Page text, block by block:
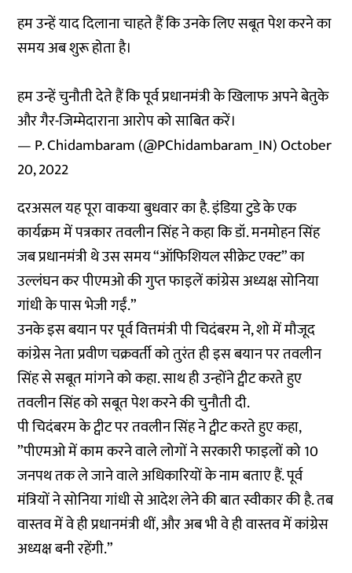
हम उन्हें याद दिलाना चाहते हैं कि उनके लिए सबूत पेश करने का
समय अब ​​शुरू होता है।
हम उन्हें चुनौती देते हैं कि पूर्व प्रधानमंत्री के खिलाफ अपने बेतुके
और गैर-जिम्मेदाराना आरोप को साबित करें।
— P. Chidambaram (@PChidambaram_IN)October
20, 2022
दरअसल यह पूरा वाकया बुधवार का है. इंडिया टुडे के एक
कार्यक्रम में पत्रकार तवलीन सिंह ने कहा कि डॉ. मनमोहन सिंह
जब प्रधानमंत्री थे उस समय “ऑफिशियल सीक्रेट एक्ट” का
उल्लंघन कर पीएमओ की गुप्त फाइलें कांग्रेस अध्यक्ष सोनिया
गांधी के पास भेजी गईं.”
उनके इस बयान पर पूर्व वित्तमंत्री पी चिदंबरम ने, शो में मौजूद
कांग्रेस नेता प्रवीण चक्रवर्ती को तुरंत ही इस बयान पर तवलीन
सिंह से सबूत मांगने को कहा. साथ ही उन्होंने ट्वीट करते हुए
तवलीन सिंह को सबूत पेश करने की चुनौती दी.
पी चिदंबरम के ट्वीट पर तवलीन सिंह ने ट्वीट करते हुए कहा,
”पीएमओ में काम करने वाले लोगों ने सरकारी फाइलों को 10
जनपथ तक ले जाने वाले अधिकारियों के नाम बताए हैं. पूर्व
मंत्रियों ने सोनिया गांधी से आदेश लेने की बात स्वीकार की है. तब
वास्तव में वे ही प्रधानमंत्री थीं, और अब भी वे ही वास्तव में कांग्रेस
अध्यक्ष बनी रहेंगी.”